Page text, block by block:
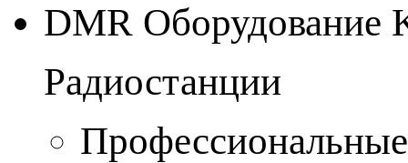
DMR Оборудование
Радиостанции